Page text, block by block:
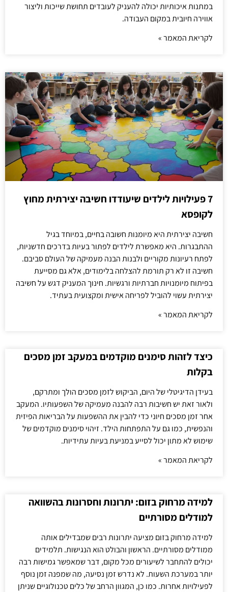
במתנות איכותיות יכולה להעניק לעובדים תחושת שייכות וליצור
אווירה חיובית במקום העבודה.
לקריאת המאמר »
7 פעילויות לילדים שיעודדו חשיבה יצירתית מחוץ
לקופסא
חשיבה יצירתית היא מיומנות חשובה בחיים, במיוחד בגיל
ההתבגרות. היא מאפשרת לילדים לפתור בעיות בדרכים חדשניות,
לפתח רעיונות מקוריים ולבנות הבנה מעמיקה של העולם סביבם.
חשיבה זו לא רק תורמת להצלחה בלימודים, אלא גם מסייעת
בפיתוח מיומנויות חברתיות ורגשיות. חינוך המעניק דגש על חשיבה
יצירתית עשוי להוביל לפריחה אישית ומקצועית בעתיד.
לקריאת המאמר »
כיצד לזהות סימנים מוקדמים במעקב זמן מסכים
בקלות
בעידן הדיגיטלי של היום, הביקוש לזמן מסכים הולך ומתרקם,
ולאור זאת יש חשיבות רבה להבנה מעמיקה של השפעותיו. המעקב
אחר זמן מסכים חיוני כדי להבין את ההשפעות על הבריאות הפיזית
והנפשית, כמו גם על התפתחות הילד. זיהוי סימנים מוקדמים של
שימוש לא מתון יכול לסייע במניעת בעיות עתידיות.
לקריאת המאמר »
למידה מרחוק בזום: יתרונות וחסרונות בהשוואה
למודלים מסורתיים
למידה מרחוק בזום מציעה יתרונות רבים שמבדילים אותה
ממודלים מסורתיים. הראשון והבולט הוא הנגישות. תלמידים
יכולים להתחבר לשיעורים מכל מקום, דבר שמאפשר גמישות רבה
יותר במערכת השעות. לא נדרש זמן נסיעה, מה שמפנה זמן נוסף
לפעילויות אחרות. כמו כן, המגוון הרחב של כלים טכנולוגיים שניתן